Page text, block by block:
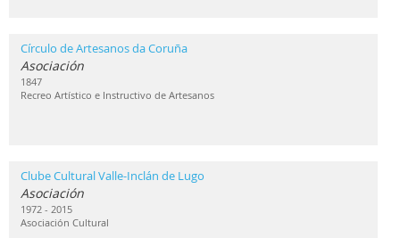
Círculo de Artesanos da Coruña
Asociación
1847
Recreo Artístico e Instructivo de Artesanos
Clube Cultural Valle-Inclán de Lugo
Asociación
1972 - 2015
Asociación Cultural